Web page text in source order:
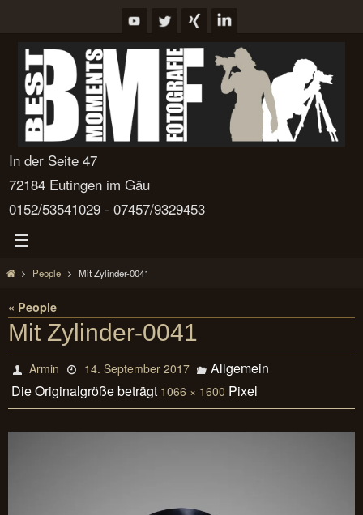
springen
In der Seite 47
72184 Eutingen im Gäu
0152/53541029 - 07457/9329453
StartPeople Mit Zylinder-0041
« People
Mit Zylinder-0041
Armin 14. September 2017
Allgemein
Die Originalgröße beträgt 1066 × 1600 Pixel